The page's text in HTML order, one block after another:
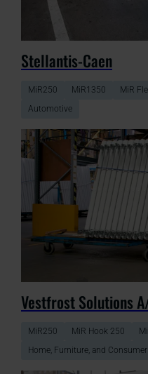
Stellantis-Caen
MiR250 MiR1350 MiR
Automotive
Vestfrost Solutions
MiR250 MiR Hook 250
Home, Furniture, and